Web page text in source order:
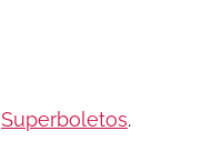
Superboletos.